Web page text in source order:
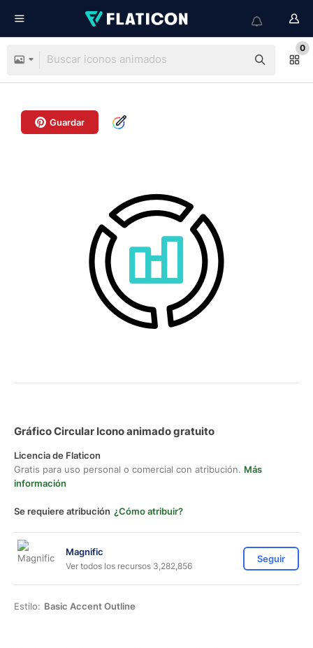
0
Guardar
Gráfico Circular Icono animado gratuito
Licencia de Flaticon
Gratis para uso personal o comercial con atribución. Más
información
Se requiere atribución ¿Cómo atribuir?
Magnific
Ver todos los recursos 3,282,856
Seguir
Estilo: Basic Accent Outline